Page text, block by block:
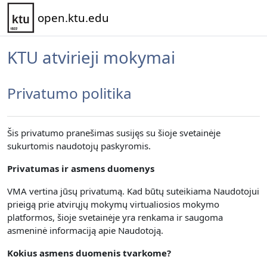
Pereiti į pagrindinį turinį
open.ktu.edu
KTU atvirieji mokymai
Privatumo politika
Šis privatumo pranešimas susijęs su šioje svetainėje
sukurtomis naudotojų paskyromis.
Privatumas ir asmens duomenys
VMA vertina jūsų privatumą. Kad būtų suteikiama Naudotojui
prieigą prie atvirųjų mokymų virtualiosios mokymo
platformos, šioje svetainėje yra renkama ir saugoma
asmeninė informaciją apie Naudotoją.
Kokius asmens duomenis tvarkome?